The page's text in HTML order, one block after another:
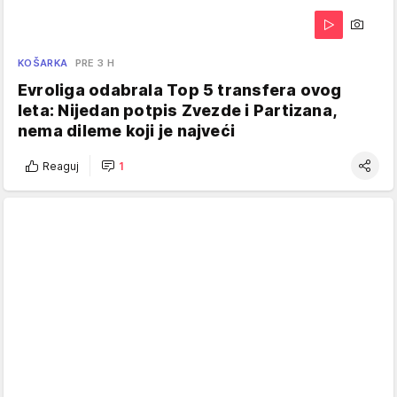
KOŠARKA PRE 3 H
Evroliga odabrala Top 5 transfera ovog
leta: Nijedan potpis Zvezde i Partizana,
nema dileme koji je najveći
Reaguj 1